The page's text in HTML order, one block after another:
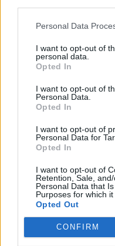
Personal Data
I want to opt-out of
personal data.
Opted In
I want to opt-out of
Personal Data.
Opted In
I want to opt-out of
Personal Data for
Opted In
I want to opt-out of
Retention, Sale,
Personal Data that
Purposes for which it
Opted Out
CONFIRM
Opina de Tele
Para ti, ¿cuál es la mejor
¿Qué serie te gustaría
¿Qué anuncio te gusta
¿Cuál crees que es el
Programación de